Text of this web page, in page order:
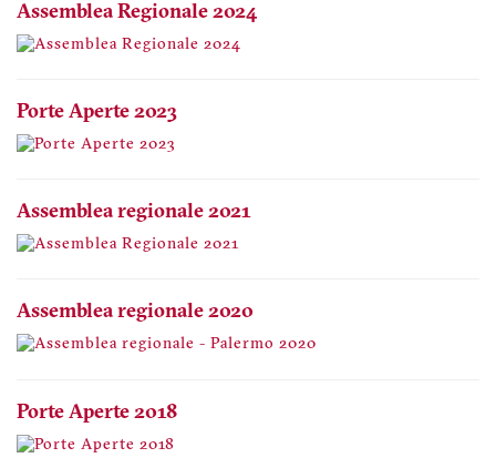
Assemblea Regionale 2024
Porte Aperte 2023
Assemblea regionale 2021
Assemblea regionale 2020
Porte Aperte 2018